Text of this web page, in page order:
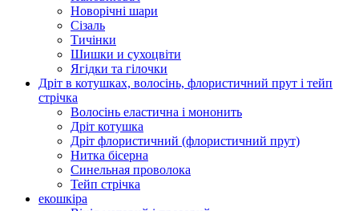
Новорічні шари
Сізаль
Тичінки
Шишки и сухоцвіти
Ягідки та гілочки
Дріт в котушках, волосінь, флористичний прут і тейп
стрічка
Волосінь еластична і мононить
Дріт котушка
Дріт флористичний (флористичний прут)
Нитка бісерна
Синельная проволока
Тейп стрічка
екошкіра